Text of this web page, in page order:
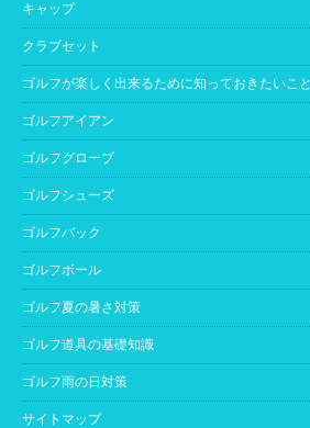
キャップ
クラブセット
ゴルフが楽しく出来るために知っておきたいこと
ゴルフアイアン
ゴルフグローブ
ゴルフシューズ
ゴルフバック
ゴルフボール
ゴルフ夏の暑さ対策
ゴルフ道具の基礎知識
ゴルフ雨の日対策
サイトマップ